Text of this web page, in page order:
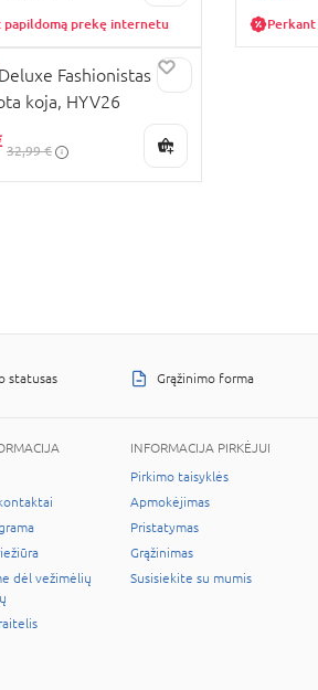
papildomą prekę internetu
Fashionistas lėlė
koja, HYV26
32,99 €
statusas Grąžinimo forma
dėl vežimėlių
INFORMACIJA PIRKĖJUI
Pirkimo taisyklės
Apmokėjimas
Pristatymas
Grąžinimas
Susisiekite su mumis